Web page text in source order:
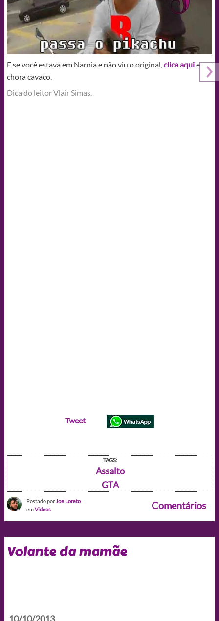
E se você estava em Narnia e não viu o original,clica aquie
chora cavaco.
Dica do leitor Vlair Simas.
Tweet
TAGS:
Assalto
GTA
Postado por Joe Loreto
emVideos Comentários
Volante da mamãe
10/10/2013